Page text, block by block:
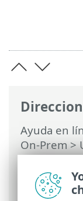
Ayuda en
On-Prem>
On-Prem>
principal
>